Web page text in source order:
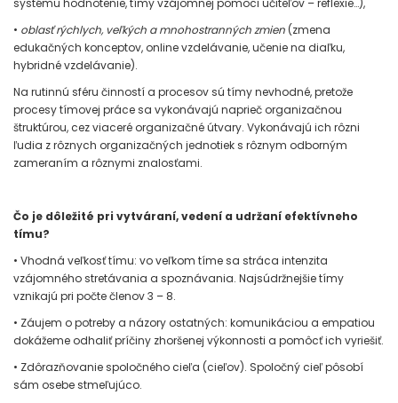
systému hodnotenie, tímy vzájomnej pomoci učiteľov – reflexie…),
• oblasť rýchlych, veľkých a mnohostranných zmien (zmena
edukačných konceptov, online vzdelávanie, učenie na diaľku,
hybridné vzdelávanie).
Na rutinnú sféru činností a procesov sú tímy nevhodné, pretože
procesy tímovej práce sa vykonávajú naprieč organizačnou
štruktúrou, cez viaceré organizačné útvary. Vykonávajú ich rôzni
ľudia z rôznych organizačných jednotiek s rôznym odborným
zameraním a rôznymi znalosťami.
Čo je dôležité pri vytváraní, vedení a udržaní efektívneho
tímu?
• Vhodná veľkosť tímu: vo veľkom tíme sa stráca intenzita
vzájomného stretávania a spoznávania. Najsúdržnejšie tímy
vznikajú pri počte členov 3 – 8.
• Záujem o potreby a názory ostatných: komunikáciou a empatiou
dokážeme odhaliť príčiny zhoršenej výkonnosti a pomôcť ich vyriešiť.
• Zdôrazňovanie spoločného cieľa (cieľov). Spoločný cieľ pôsobí
sám osebe stmeľujúco.